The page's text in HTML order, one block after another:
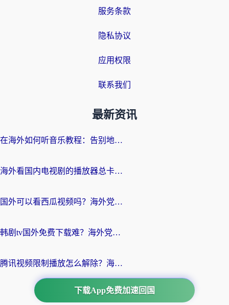
服务条款
隐私协议
应用权限
联系我们
最新资讯
在海外如何听音乐教程：告别地域限制，随时听见国内的声音
海外看国内电视剧的播放器总卡顿？选对回国加速器才是关键
国外可以看西瓜视频吗？海外党追剧看片的终极解决方案
韩剧tv国外免费下载难？海外党看国内剧的加速器选择指南（附实用技巧）
腾讯视频限制播放怎么解除？海外党亲测有效的回国加速指南
下载App免费加速回国